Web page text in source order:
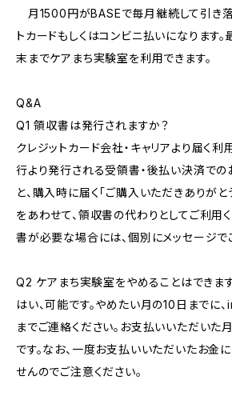
月1500円がBASEで毎月継続して引き落
トカードもしくはコンビニ払いになります
末までケアまち実験室を利用できます。
Q&A
Q1 領収書は発行されますか？
クレジットカード会社・キャリアより届く利
行より発行される受領書・後払い決済で
と、購入時に届く「ご購入いただきありがと
をあわせて、領収書の代わりとしてご利用
書が必要な場合には、個別にメッセージで
Q2 ケアまち実験室をやめることはできま
はい、可能です。やめたい月の10日までに、
までご連絡ください。お支払いいただいた
です。なお、一度お支払いいただいたお金
せんのでご注意ください。